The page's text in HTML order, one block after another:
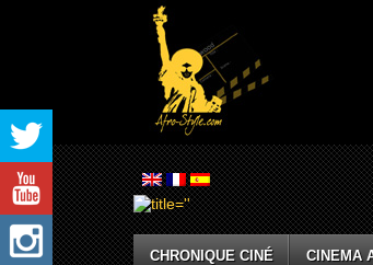
CHRONIQUE CINÉ CINEMA